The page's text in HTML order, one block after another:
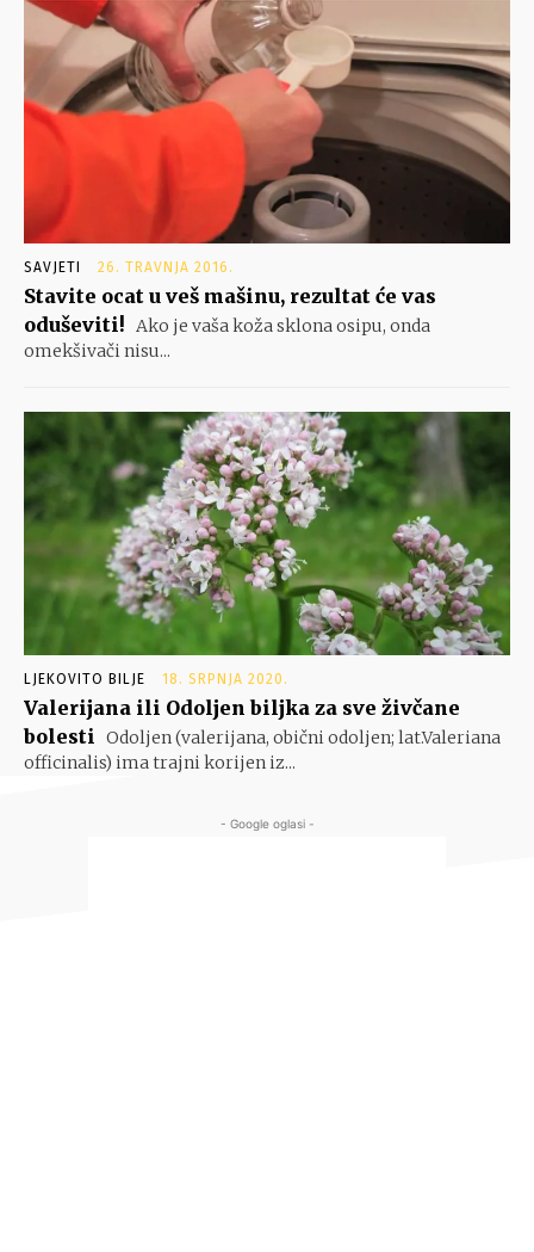
SAVJETI 26. TRAVNJA 2016.
Stavite ocat u veš mašinu, rezultat će vas
oduševiti! Ako je vaša koža sklona osipu, onda
omekšivači nisu...
LJEKOVITO BILJE 18. SRPNJA 2020.
Valerijana ili Odoljen biljka za sve živčane
bolesti Odoljen (valerijana, obični odoljen; lat.Valeriana
officinalis) ima trajni korijen iz...
- Google oglasi -